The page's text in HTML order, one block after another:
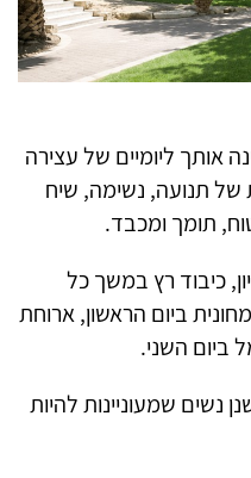
אותך ליומיים של עצירה
של תנועה, נשימה, שיח
תומך ומכבד.
כיבוד רץ במשך כל
ביום הראשון, ארוחת
ביום השני.
נשים שמעוניינות להיות